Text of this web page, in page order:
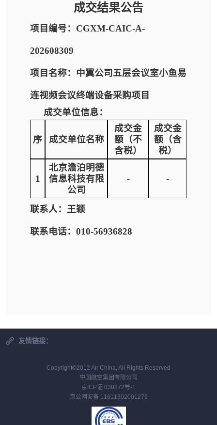
成交结果公告
项目编号：CGXM-CAIC-A-
202608309
项目名称：中翼公司五层会议室小鱼易
连视频会议终端设备采购项目
成交单位信息：
序 成交单位名称
成交金
额（不
含税）
成交金
额（含
税）
1
北京澹泊明德
信息科技有限
公司
- -
联系人：王颖
联系电话：010-56936828
友情链接：
Copyright©2012 Air China, All Rights Reserved
中国航空集团有限公司
京ICP证 030872号-1
京公网安备 11011302001279